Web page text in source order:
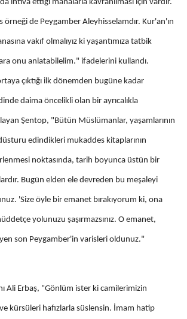
Van
Yozgat
Zonguldak
Karaman
Kırıkkale
Bartın
Iğdır
Yalova
ihtiva ettiği manalarla kavranılması için vardır.
örneği de Peygamber Aleyhisselamdır. Kur'an'ın
vakıf olmalıyız ki yaşantımıza tatbik
onu anlatabilelim." ifadelerini kullandı.
çıktığı ilk dönemden bugüne kadar
daima öncelikli olan bir ayrıcalıkla
Şentop, "Bütün Müslümanlar, yaşamlarının
edindikleri mukaddes kitaplarının
noktasında, tarih boyunca üstün bir
Bugün elden ele devreden bu meşaleyi
'Size öyle bir emanet bırakıyorum ki, ona
müddetçe yolunuzu şaşırmazsınız. O emanet,
son Peygamber'in varisleri oldunuz."
Ali Erbaş, "Gönlüm ister ki camilerimizin
kürsüleri hafızlarla süslensin. İmam hatip